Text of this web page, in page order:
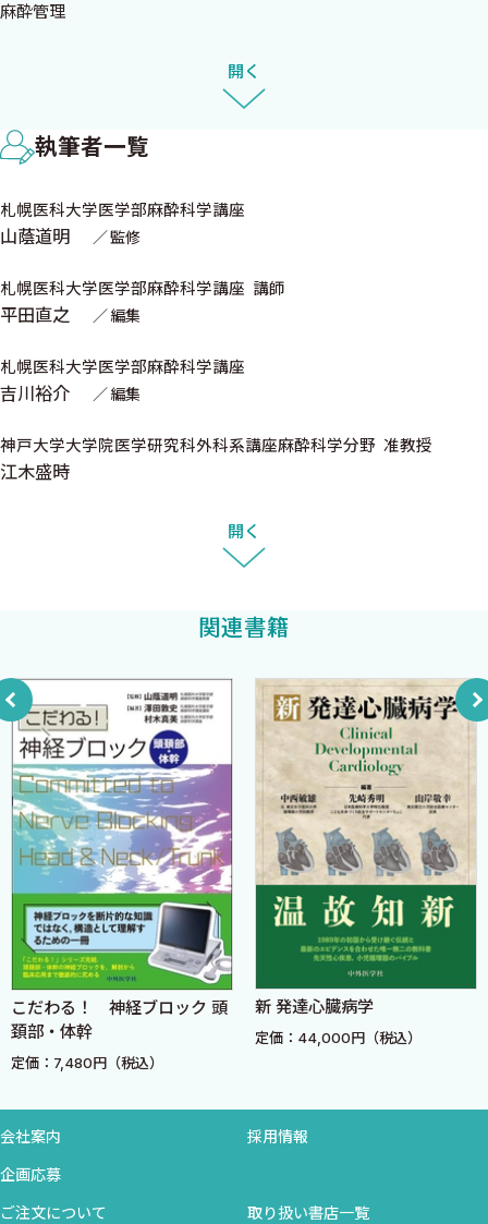
QOLに少しでも貢献できれば，監修者として望外の喜びです．
札幌医科大学医学部麻酔科学講座 教授
山蔭道明
麻酔管理
6．術中鎮痛：フェンタニルorレミフェンタニル？〈石井久成〉
7．吸入麻酔薬の心保護作用〈原 哲也〉
8．デクスメデトミジン〈吉川裕介〉
9．トラネキサム酸〈池崎弘文〉
モニタリング
11．肺動脈カテーテル〈上村 直，讃井將満〉
12．低侵襲血行動態モニタリング〈末廣浩一〉
14．血液凝固モニタリング〈小川 覚，吉井龍吾〉
15．局所脳酸素飽和度（rSO2）の活用〈吉谷健司〉
17．MEPモニタリング〈和泉俊輔〉
18．スパイナルドレナージ〈石田和慶〉
19．心臓血管麻酔における輸液療法：GDTは心臓血管麻酔でも
20．心臓血管麻酔における輸血療法〈平田直之〉
術後管理
21．心臓血管手術後の呼吸管理〈鈴木 聡〉
22．心臓血管手術後の循環管理〈小山 薫〉
エキスパートオピニオン 私ならこうする心臓血管管理
23．Stanford A型急性大動脈解離手術の麻酔導入：導入法とモ
ニタリング〈能見俊浩〉
24．予期しない人工心肺後の低血圧，低心拍出症候群への対応
〈清水 淳〉
25．輸血拒否患者（エホバの証人）での循環管理法〈安部和
夫〉
コラム
麻酔科医の腕の見せ所〈江木盛時〉
バソプレシンは奇跡の薬剤？〈藤井 祐〉
期待の新薬レミマゾラム〈西原教晃〉
開く
執筆者一覧
札幌医科大学医学部麻酔科学講座
山蔭道明 監修
札幌医科大学医学部麻酔科学講座 講師
平田直之 編集
札幌医科大学医学部麻酔科学講座
吉川裕介 編集
神戸大学大学院医学研究科外科系講座麻酔科学分野 准教授
江木盛時
開く
関連書籍
こだわる！ 神経ブロック 頭
頚部・体幹
定価：7,480円（税込）
新 発達心臓病学
定価：44,000円（税込）
会社案内 採用情報
企画応募
ご注文について 取り扱い書店一覧